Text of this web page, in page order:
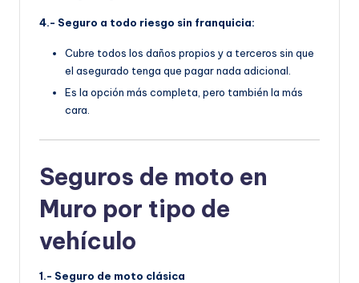
4.- Seguro a todo riesgo sin franquicia:
Cubre todos los daños propios y a terceros sin que
el asegurado tenga que pagar nada adicional.
Es la opción más completa, pero también la más
cara.
Seguros de moto en
Muro por tipo de
vehículo
1.- Seguro de moto clásica